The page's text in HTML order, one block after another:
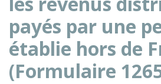
payés par une
établie hors de
(Formulaire